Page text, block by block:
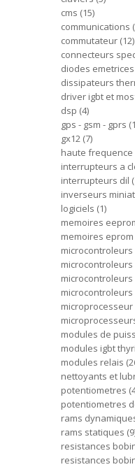
cms 15
communications
commutateur 12
connecteurs
diodes emetrices
dissipateurs
driver igbt et
dsp 4
gps - gsm - gprs
gx12 7
haute frequence
interrupteurs a
interrupteurs dil
inverseurs
logiciels 1
memoires
memoires eprom
microcontroleurs
microcontroleurs
microcontroleurs
microcontroleurs
modules de
modules igbt
modules relais
nettoyants et
potentiometres
potentiometres
rams
rams statiques 9
resistances
resistances